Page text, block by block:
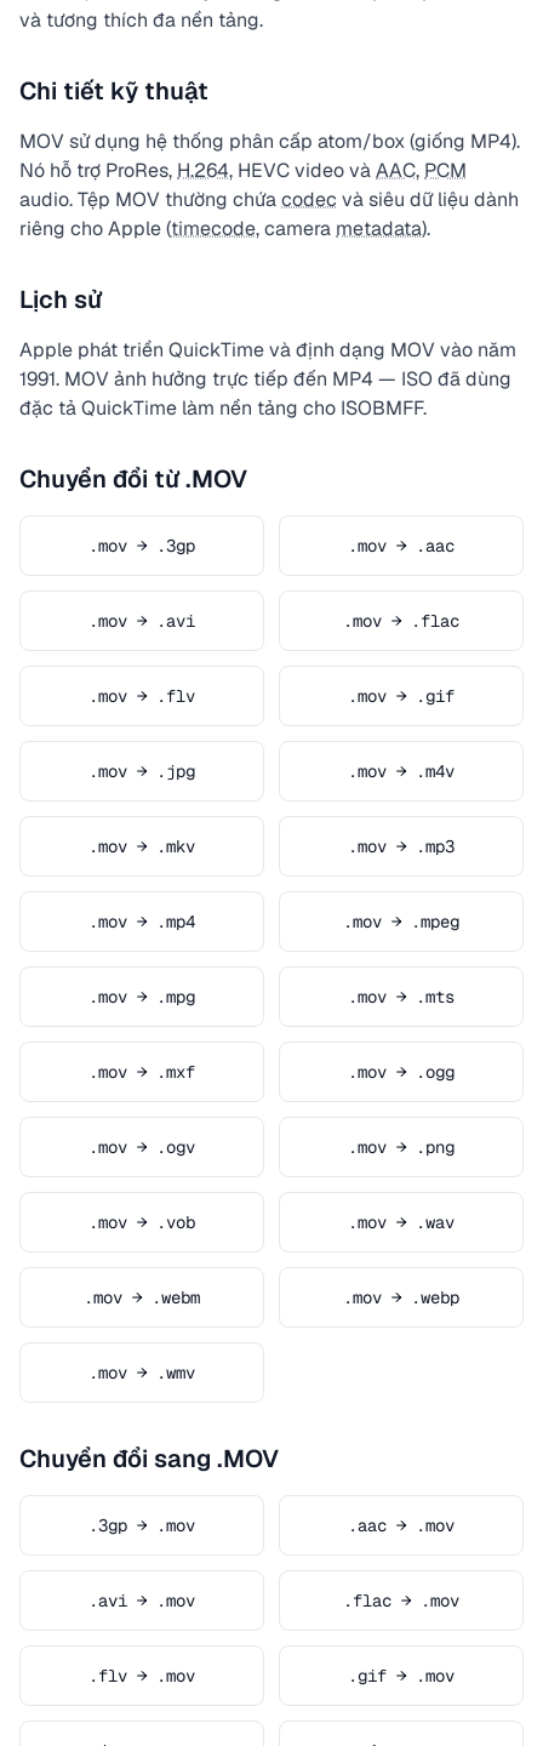
và tương thích đa nền tảng.
Chi tiết kỹ thuật
MOV sử dụng hệ thống phân cấp atom/box (giống MP4).
Nó hỗ trợ ProRes, H.264, HEVC video vàAAC, PCM
audio. Tệp MOV thường chứacodec và siêu dữ liệu dành
riêng cho Apple (timecode, camera metadata).
Lịch sử
Apple phát triển QuickTime và định dạng MOV vào năm
1991. MOV ảnh hưởng trực tiếp đến MP4 — ISO đã dùng
đặc tả QuickTime làm nền tảng cho ISOBMFF.
Chuyển đổi từ .MOV
.mov → .3gp .mov → .aac
.mov → .avi .mov → .flac
.mov → .flv .mov → .gif
.mov → .jpg .mov → .m4v
.mov → .mkv .mov → .mp3
.mov → .mp4 .mov → .mpeg
.mov → .mpg .mov → .mts
.mov → .mxf .mov → .ogg
.mov → .ogv .mov → .png
.mov → .vob .mov → .wav
.mov → .webm .mov → .webp
.mov → .wmv
Chuyển đổi sang .MOV
.3gp → .mov .aac → .mov
.avi → .mov .flac → .mov
.flv → .mov .gif → .mov